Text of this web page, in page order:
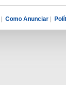
Como Anunciar